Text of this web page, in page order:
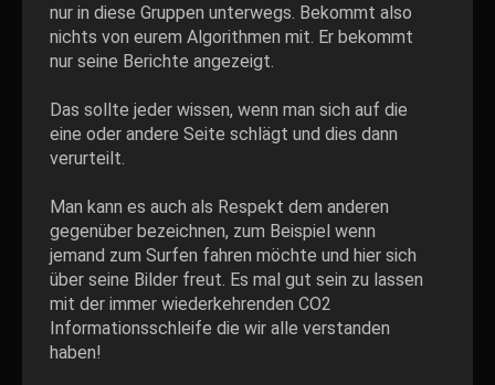
nur in diese Gruppen unterwegs. Bekommt also
nichts von eurem Algorithmen mit. Er bekommt
nur seine Berichte angezeigt.
Das sollte jeder wissen, wenn man sich auf die
eine oder andere Seite schlägt und dies dann
verurteilt.
Man kann es auch als Respekt dem anderen
gegenüber bezeichnen, zum Beispiel wenn
jemand zum Surfen fahren möchte und hier sich
über seine Bilder freut. Es mal gut sein zu lassen
mit der immer wiederkehrenden CO2
Informationsschleife die wir alle verstanden
haben!